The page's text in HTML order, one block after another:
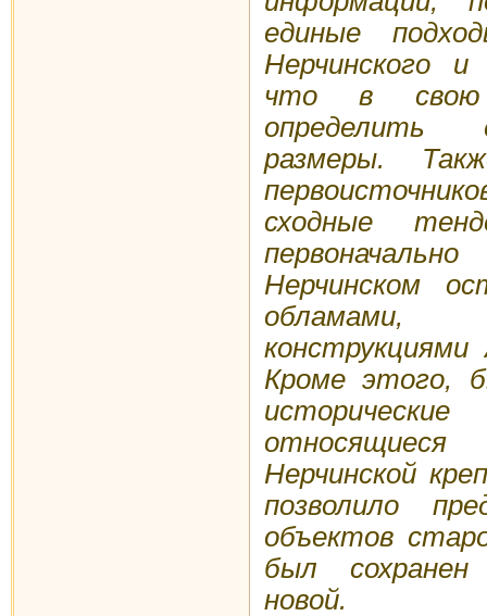
единые
Нерчинского и
что в свою
определить
размеры.
сходные
Нерчинском
конструкциями
Кроме этого,
Нерчинской
позволило
объектов
был
новой.